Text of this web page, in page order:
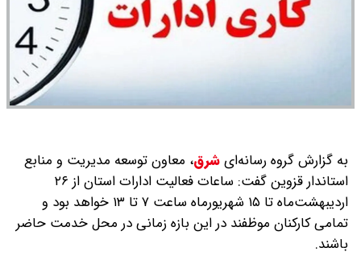
درصد افزایش می دهند
به گزارش گروه رسانه‌ایشرق، معاون توسعه مدیریت و منابع
استاندار قزوین گفت: ساعات فعالیت ادارات استان از ۲۶
اردیبهشت‌ماه تا ۱۵ شهریورماه ساعت ۷ تا ۱۳ خواهد بود و
تمامی کارکنان موظفند در این بازه زمانی در محل خدمت حاضر
باشند.